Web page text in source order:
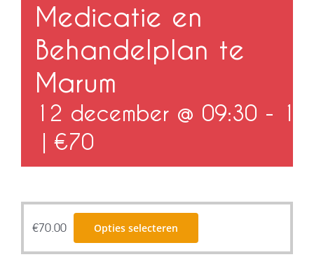
Medicatie en
Behandelplan te
Marum
12 december @ 09:30 -
€70
€70.00 Opties selecteren
product